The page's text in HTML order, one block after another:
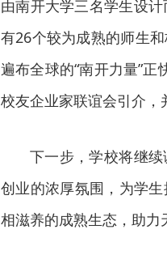
由南开大学三名学生设
有26个较为成熟的师生
遍布全球的“南开力量”
校友企业家联谊会引介，
下一步，学校将继
创业的浓厚氛围，为学
相滋养的成熟生态，助力